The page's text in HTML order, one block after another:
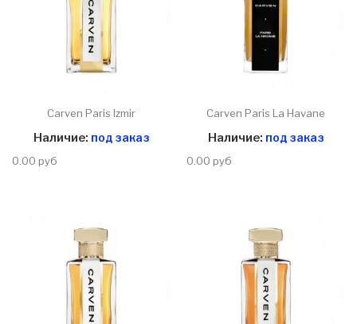
Carven Paris Izmir
Наличие: под заказ
0.00 руб
Carven Paris La Havane
Наличие: под заказ
0.00 руб